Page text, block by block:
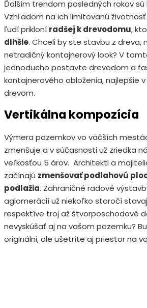
Ďalším trendom posledných rokov
Vzhľadom na ich limitovanú
ľudí prikloní radšej k drevodomu,
dlhšie. Chceli by ste stavbu z dreva,
netradičný kontajnerový look? V
jednoducho postavte drevodom a
kontajnerového obloženia, najlepšie
drevom.
Vertikálna kompozícia
Výmera pozemkov vo väčších
zmenšuje a v súčasnosti už zriedka
veľkosťou 5 árov. Architekti a
začínajú zmenšovať podlahovú
podlažia. Zahraničné radové
aglomerácií už niekoľko storočí
respektíve troj až štvorposchodové
nevyskúšať aj na vašom pozemku?
originálni, ale ušetríte aj priestor na